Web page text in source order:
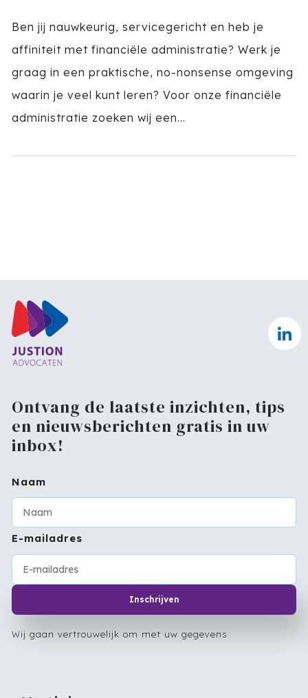
Ben jij nauwkeurig, servicegericht en heb je
affiniteit met financiële administratie? Werk je
graag in een praktische, no-nonsense omgeving
waarin je veel kunt leren? Voor onze financiële
administratie zoeken wij een...
Ontvang de laatste inzichten, tips
en nieuwsberichten gratis in uw
inbox!
Naam
E-mailadres
Inschrijven
Wij gaan vertrouwelijk om met uw gegevens